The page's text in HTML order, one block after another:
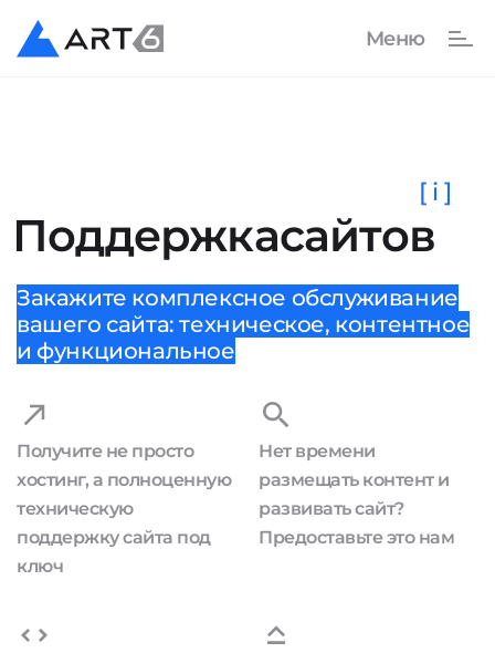
Поддержкасайтов
[ i ]
Закажите комплексное обслуживание
вашего сайта: техническое, контентное
и функциональное
Получите не просто
хостинг, а полноценную
техническую
поддержку сайта под
ключ
Нет времени
размещать контент и
развивать сайт?
Предоставьте это нам